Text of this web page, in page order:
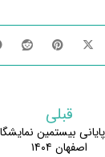
قبلی
بیستمین
اصفهان ۱۴۰۴